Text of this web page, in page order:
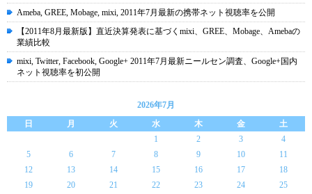
Ameba, GREE, Mobage, mixi, 2011年7月最新の携帯ネット視聴率を公開
【2011年8月最新版】直近決算発表に基づくmixi、GREE、Mobage、Amebaの
業績比較
mixi, Twitter, Facebook, Google+ 2011年7月最新ニールセン調査、Google+国内
ネット視聴率を初公開
2026年7月
日
月 火 水 木 金
土
1
2 3
4
5
6 7 8 9 10
11
12
13 14 15 16 17
18
19
20 21 22 23 24
25